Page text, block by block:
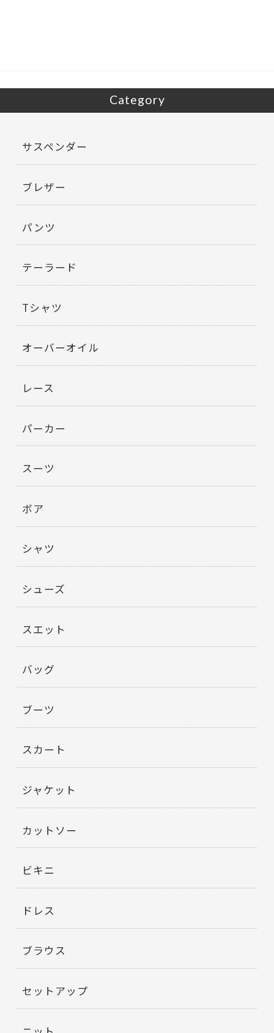
Category
サスペンダー
ブレザー
パンツ
テーラード
Tシャツ
オーバーオイル
レース
パーカー
スーツ
ボア
シャツ
シューズ
スエット
バッグ
ブーツ
スカート
ジャケット
カットソー
ビキニ
ドレス
ブラウス
セットアップ